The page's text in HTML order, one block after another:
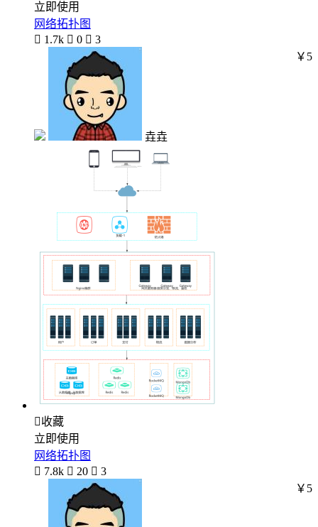
立即使用
网络拓扑图
 1.7k  0  3
垚垚
￥5
收藏
立即使用
网络拓扑图
 7.8k  20  3
￥5